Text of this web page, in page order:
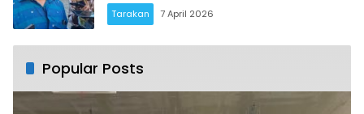
Tarakan 7 April 2026
Popular Posts